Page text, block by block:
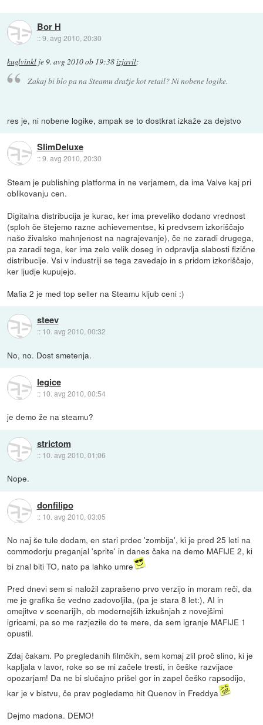
Bor H
::9. avg 2010, 20:30
kuglvinkl je 9. avg 2010 ob 19:38izjavil:
Zakaj bi blo pa na Steamu dražje kot retail? Ni nobene logike.
res je, ni nobene logike, ampak se to dostkrat izkaže za dejstvo
SlimDeluxe
::9. avg 2010, 20:30
Steam je publishing platforma in ne verjamem, da ima Valve kaj pri
oblikovanju cen.
Digitalna distribucija je kurac, ker ima preveliko dodano vrednost
(sploh če štejemo razne achievementse, ki predvsem izkoriščajo
našo živalsko mahnjenost na nagrajevanje), če ne zaradi drugega,
pa zaradi tega, ker ima zelo velik doseg in odpravlja slabosti fizične
distribucije. Vsi v industriji se tega zavedajo in s pridom izkoriščajo,
ker ljudje kupujejo.
Mafia 2 je med top seller na Steamu kljub ceni :)
steev
:: 10. avg 2010, 00:32
No, no. Dost smetenja.
legice
:: 10. avg 2010, 00:54
je demo že na steamu?
strictom
:: 10. avg 2010, 01:06
Nope.
donfilipo
:: 10. avg 2010, 03:05
No naj še tule dodam, en stari prdec 'zombija', ki je pred 25 leti na
commodorju preganjal 'sprite' in danes čaka na demo MAFIJE 2, ki
bi znal biti TO, nato pa lahko umre
Pred dnevi sem si naložil zaprašeno prvo verzijo in moram reči, da
me je grafika še vedno zadovoljila, (pa je stara 8 let:), AI in
omejitve v scenarijih, ob modernejših izkušnjah z novejšimi
igricami, pa so me razjezile do te mere, da sem igranje MAFIJE 1
opustil.
Zdaj čakam. Po pregledanih filmčkih, sem komaj zlil proč slino, ki je
kapljala v lavor, roke so se mi začele tresti, in češke razvijace
opozarjam! Da ne bi slučajno prišel gor in zapel češko rapsodijo,
kar je v bistvu, če prav pogledamo hit Quenov in Freddya
Dejmo madona. DEMO!